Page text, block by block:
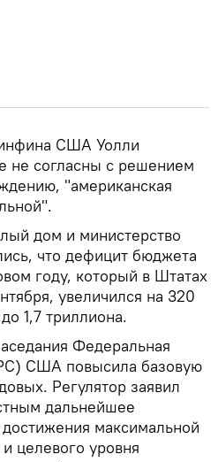
США Уолли
не согласны с решением
"американская
дом и министерство
что дефицит бюджета
году, который в Штатах
увеличился на 320
1,7 триллиона.
Федеральная
США повысила базовую
Регулятор заявил
дальнейшее
максимальной
целевого уровня